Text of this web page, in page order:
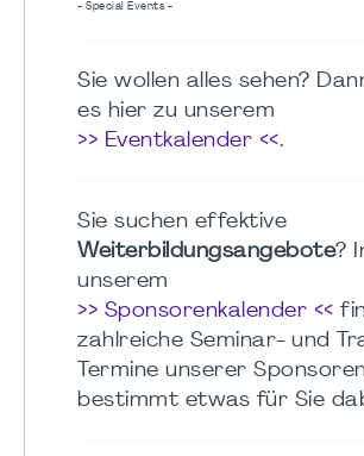
- Special Events -
Sie wollen alles sehen?
es hier zu unserem
>> Eventkalender <<.
Sie suchen effektive
Weiterbildungsangebote?
unserem
>> Sponsorenkalender <<
zahlreiche Seminar- und
Termine unserer
bestimmt etwas für Sie